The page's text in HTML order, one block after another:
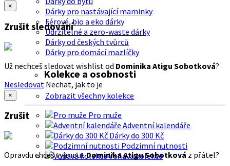
Dárky pro nastávající maminky
Férové, bio a eko dárky
Udržitelné a zero-waste dárky
Dárky od českých tvůrců
Dárky pro domácí mazlíčky
Kolekce a osobnosti
Zobrazit všechny kolekce
Pro muže
Adventní kalendáře
Dárky do 300 Kč
Podzimní nutnosti
Voňavá kolekce
×
Zrušit sledování
Už nechceš sledovat wishlist od Dominika Atigu Sobotková?
Nesledovat Nechat, jak to je
×
Zrušit
Opravdu chceš vyjmoutDominika Atigu Sobotková z přátel?